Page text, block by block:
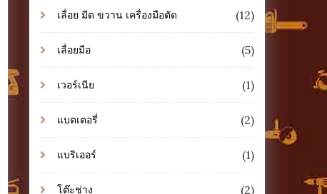
เลื่อย มีด ขวาน เครื่องมือตัด (12)
เลื่อยมือ (5)
เวอร์เนีย (1)
แบตเตอรี่ (2)
แบริเออร์ (1)
โต๊ะช่าง (2)